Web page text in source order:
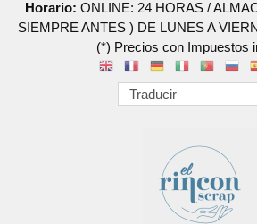
Horario: ONLINE: 24 HORAS /
SIEMPRE ANTES ) DE LUNES A
(*) Precios con Impuestos